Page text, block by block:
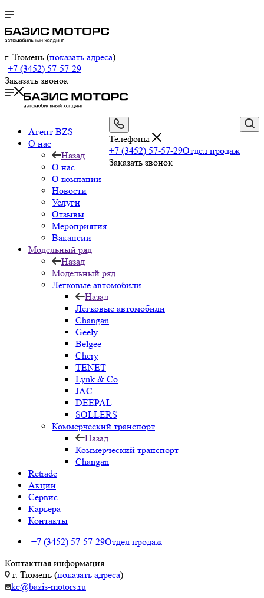
г. Тюмень (показать адреса)
+7 (3452) 57-57-29
Заказать звонок
Телефоны
+7 (3452) 57-57-29Отдел продаж
Заказать звонок
Агент BZS
О нас
Назад
О нас
О компании
Новости
Услуги
Отзывы
Мероприятия
Вакансии
Модельный ряд
Назад
Модельный ряд
Легковые автомобили
Назад
Легковые автомобили
Changan
Geely
Belgee
Chery
TENET
Lynk & Co
JAC
DEEPAL
SOLLERS
Коммерческий транспорт
Назад
Коммерческий транспорт
Changan
Retrade
Акции
Сервис
Карьера
Контакты
+7 (3452) 57-57-29Отдел продаж
Контактная информация
г. Тюмень (показать адреса)
kc@bazis-motors.ru